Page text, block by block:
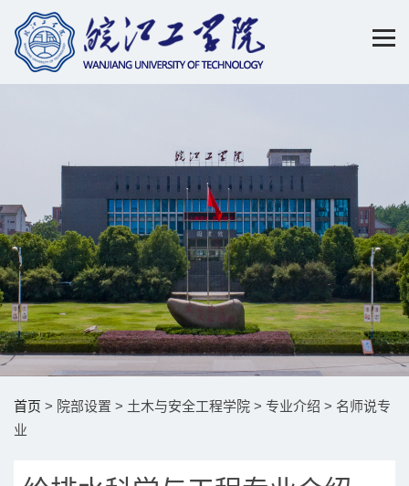
首页 > 院部设置 > 土木与安全工程学院 > 专业介绍 > 名师说专
业